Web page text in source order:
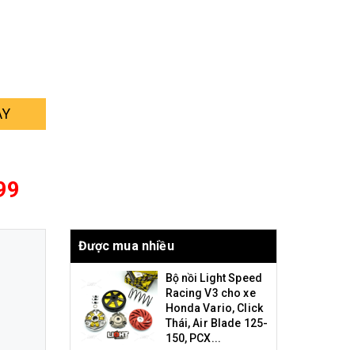
Được mua nhiều
Bộ nồi Light Speed
Racing V3 cho xe
Honda Vario, Click
Thái, Air Blade 125-
150, PCX...